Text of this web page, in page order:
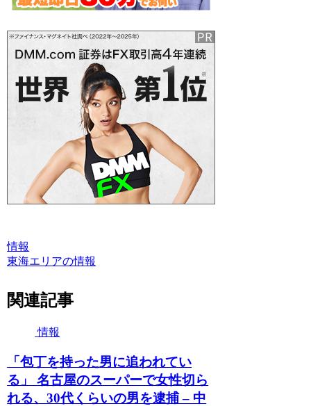
情報
東海エリアの情報
関連記事
情報
「包丁を持った男に追われてい
る」 名古屋のスーパーで女性切ら
れる、30代くらいの男を逮捕 – 中